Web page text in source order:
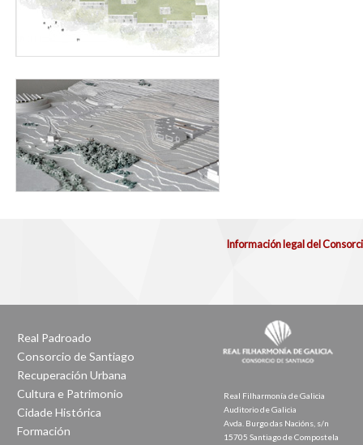
maqueta_siuacion_incipit_para_web.jpg
Información legal del
Real Padroado
Consorcio de Santiago
Recuperación Urbana
Cultura e Patrimonio
Cidade Histórica
Formación
Real Filharmonía de Galicia
Auditorio de Galicia
Avda. Burgo das Nacións, s/n
15705 Santiago de Compostela